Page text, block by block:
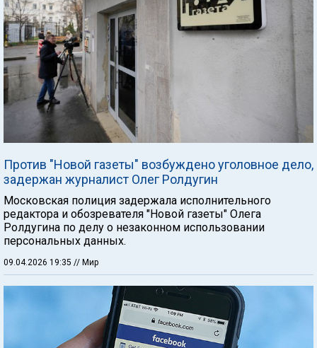
Против "Новой газеты" возбуждено уголовное дело,
задержан журналист Олег Ролдугин
Московская полиция задержала исполнительного
редактора и обозревателя "Новой газеты" Олега
Ролдугина по делу о незаконном использовании
персональных данных.
09.04.2026 19:35 // Мир